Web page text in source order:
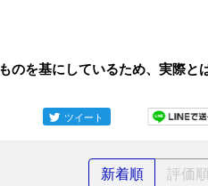
のを基にしているため、実際と
ツイート
新着順 評価